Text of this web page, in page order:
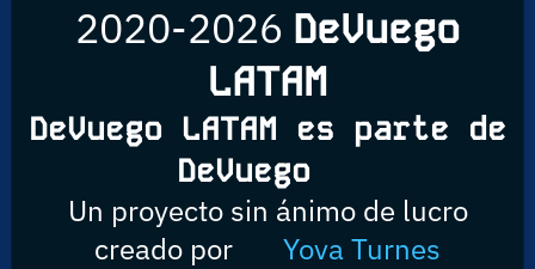
2020-2026 DeVuego
LATAM
DeVuego LATAM es parte de
DeVuego
Un proyecto sin ánimo de lucro
creado por
Yova Turnes